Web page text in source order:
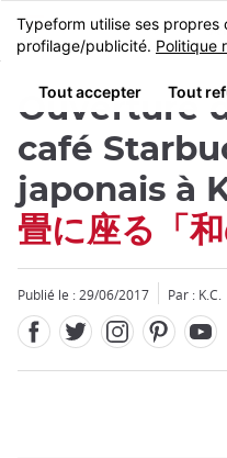
Skip
to
content
MENU
Ouverture
café
japonais à
畳に座る「
Publié le : 29/06/2017 Par : K.C.
Fermer